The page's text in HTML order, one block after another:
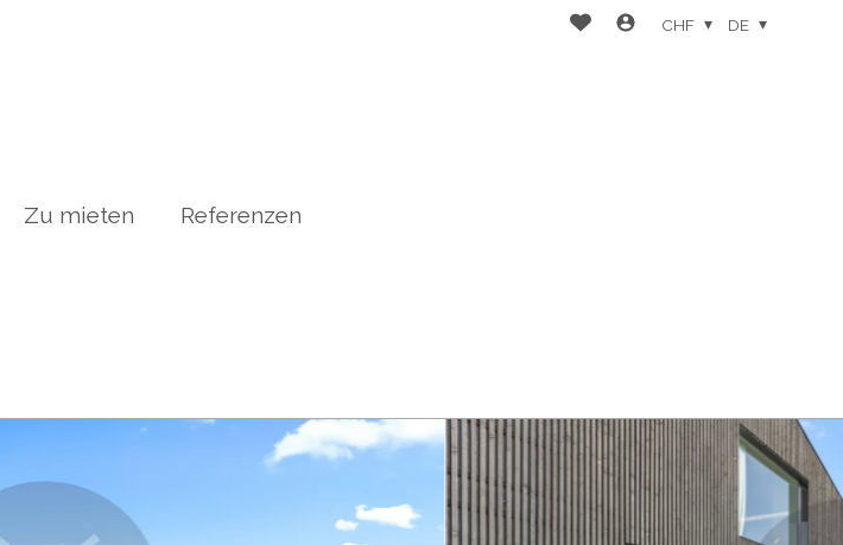
Zu mieten Referenzen
CHF DE